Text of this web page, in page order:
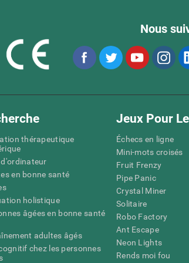
Nous
thérapeutique
en bonne santé
holistique
âgées en bonne santé
adultes âgés
chez les personnes
Jeux Pour
Échecs en ligne
Mini-mots croisés
Fruit Frenzy
Pipe Panic
Crystal Miner
Solitaire
Robo Factory
Ant Escape
Neon Lights
Rends moi fou